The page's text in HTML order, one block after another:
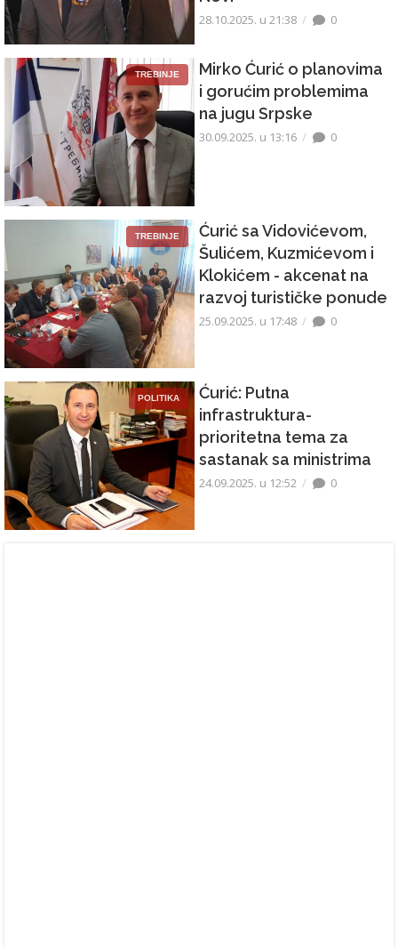
28.10.2025. u 21:38 0
TREBINJE
Mirko Ćurić o planovima
i gorućim problemima
na jugu Srpske
30.09.2025. u 13:16 0
TREBINJE
Ćurić sa Vidovićevom,
Šulićem, Kuzmićevom i
Klokićem - akcenat na
razvoj turističke ponude
25.09.2025. u 17:48 0
POLITIKA
Ćurić: Putna
infrastruktura-
prioritetna tema za
sastanak sa ministrima
24.09.2025. u 12:52 0